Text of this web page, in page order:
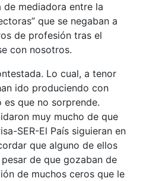
mediadora entre la
que se negaban a
de profesión tras el
con nosotros.
Lo cual, a tenor
ido produciendo con
que no sorprende.
muy mucho de que
SER-El País siguieran en
que alguno de ellos
de que gozaban de
de muchos ceros que le